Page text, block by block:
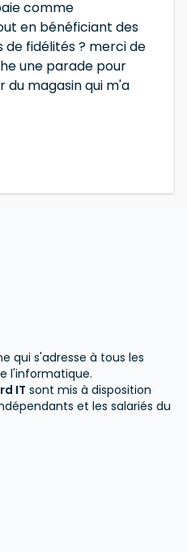
comme
en bénéficiant des
fidélités ? merci de
une parade pour
magasin qui m'a
qui s'adresse à tous les
l'informatique.
IT sont mis à disposition
et les salariés du